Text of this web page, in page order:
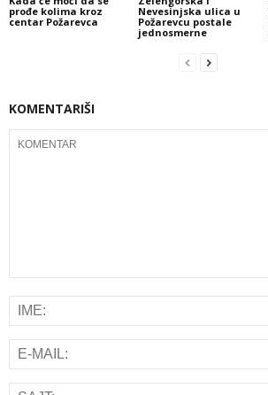
prođe kolima kroz
centar Požarevca
Nevesinjska ulica u
Požarevcu postale
jednosmerne
KOMENTARIŠI